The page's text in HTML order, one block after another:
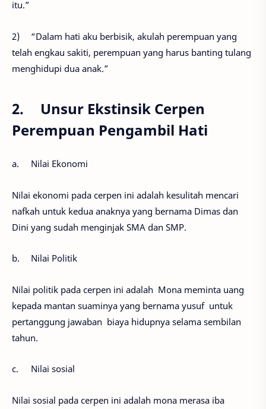
itu.”
2)
“Dalam hati aku berbisik, akulah perempuan yang
telah engkau sakiti, perempuan yang harus banting tulang
menghidupi dua anak.”
2.
Unsur Ekstinsik Cerpen
Perempuan Pengambil Hati
a. Nilai Ekonomi
Nilai ekonomi pada cerpen ini adalah kesulitah mencari
nafkah untuk kedua anaknya yang bernama Dimas dan
Dini yang sudah menginjak SMA dan SMP.
b. Nilai Politik
Nilai politik pada cerpen ini adalah Mona meminta uang
kepada mantan suaminya yang bernama yusuf untuk
pertanggung jawaban biaya hidupnya selama sembilan
tahun.
c. Nilai sosial
Nilai sosial pada cerpen ini adalah mona merasa iba